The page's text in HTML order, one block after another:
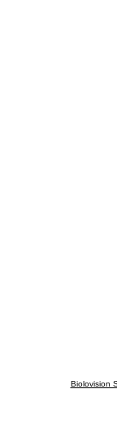
Biolovision